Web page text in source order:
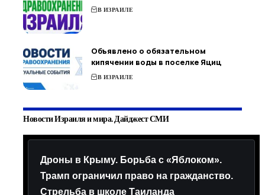
В ИЗРАИЛЕ
Объявлено о обязательном
кипячении воды в поселке Яциц
В ИЗРАИЛЕ
Новости Израиля и мира. Дайджест СМИ